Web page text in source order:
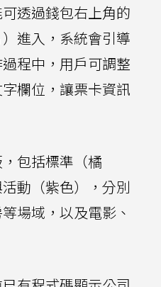
透過錢包右上角的
）進入，系統會引導
程中，用戶可調整
欄位，讓票卡資訊
包括標準（橘
動（紫色），分別
場域，以及電影、